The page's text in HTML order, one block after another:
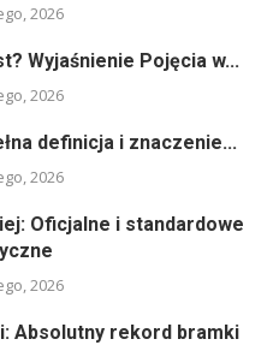
2026
Wyjaśnienie Pojęcia w...
2026
definicja i znaczenie...
2026
Oficjalne i standardowe
2026
Absolutny rekord bramki